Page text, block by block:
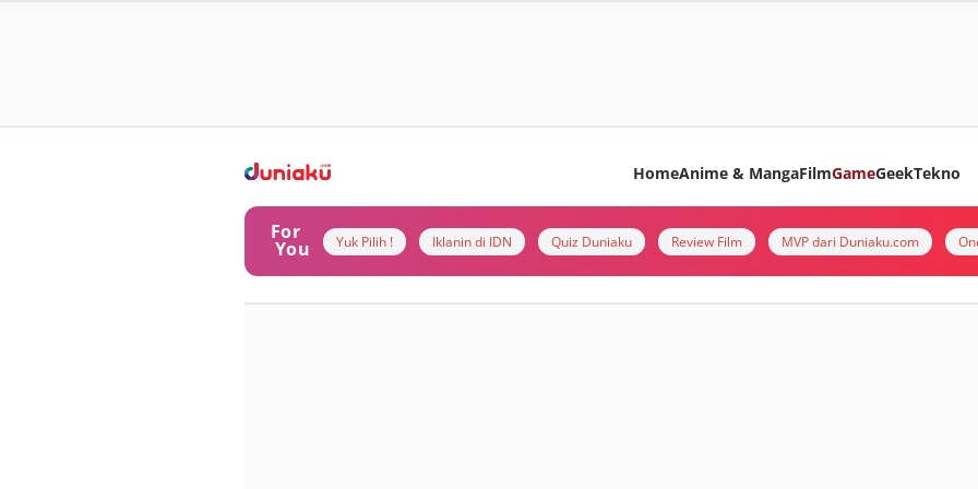
HomeAnime & MangaFilmGameGeekTekno
For
You Yuk Pilih ! Iklanin di IDN Quiz Duniaku Review Film MVP dari Duniaku.com